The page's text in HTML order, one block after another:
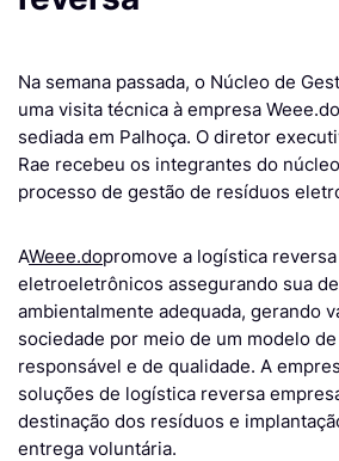
Na semana passada, o Núcleo de
uma visita técnica à empresa
sediada em Palhoça. O diretor
Rae recebeu os integrantes do
processo de gestão de resíduos
AWeee.dopromove a logística
eletroeletrônicos assegurando sua
ambientalmente adequada, gerando
sociedade por meio de um modelo
responsável e de qualidade. A
soluções de logística reversa
destinação dos resíduos e
entrega voluntária.